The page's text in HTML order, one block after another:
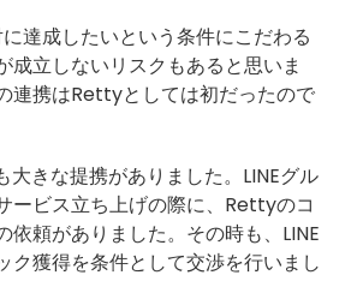
達成したいという条件にこだわる
成立しないリスクもあると思いま
連携はRettyとしては初だったので
大きな提携がありました。LINEグル
ービス立ち上げの際に、Rettyのコ
依頼がありました。その時も、LINE
ク獲得を条件として交渉を行いまし